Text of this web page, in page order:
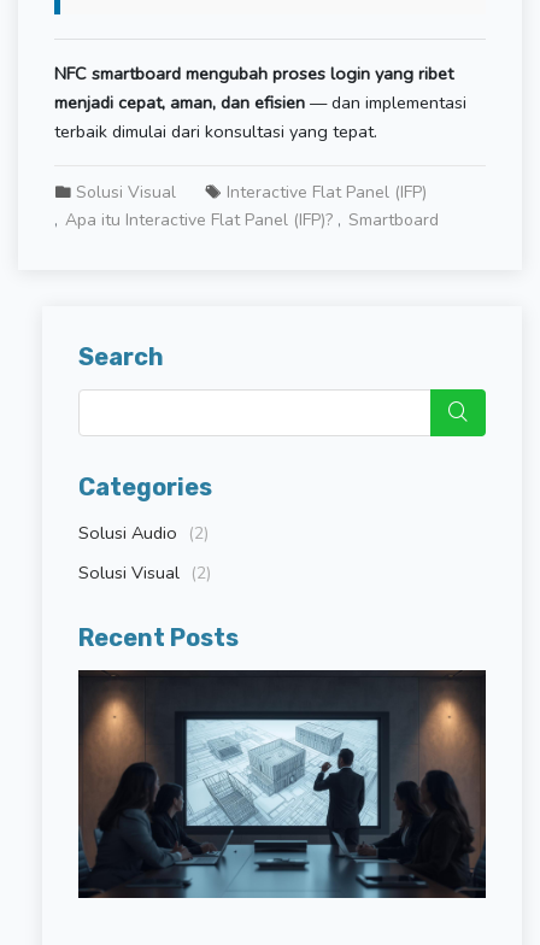
NFC smartboard mengubah proses login yang ribet
menjadi cepat, aman, dan efisien — dan implementasi
terbaik dimulai dari konsultasi yang tepat.
Solusi Visual
Interactive Flat Panel (IFP)
Apa itu Interactive Flat Panel (IFP)?
Smartboard
Search
Categories
Solusi Audio (2)
Solusi Visual (2)
Recent Posts